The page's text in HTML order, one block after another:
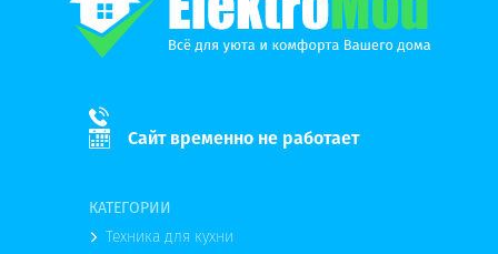
Сайт временно не работает
КАТЕГОРИИ
Техника для кухни